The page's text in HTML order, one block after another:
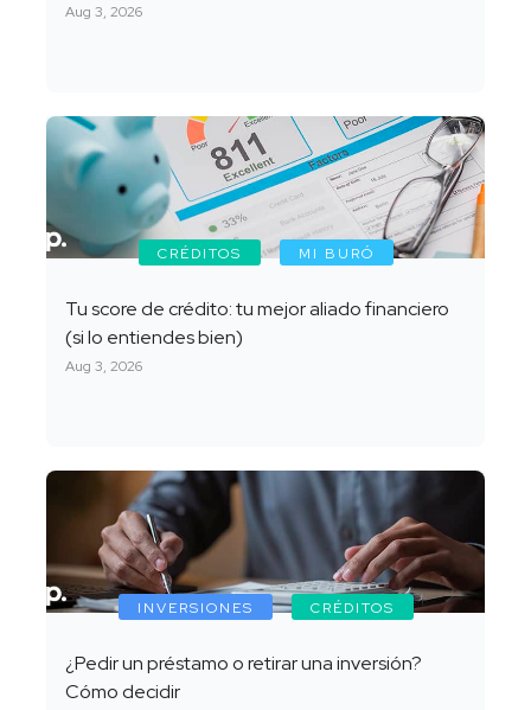
Aug 3, 2026
CRÉDITOS MI BURÓ
Tu score de crédito: tu mejor aliado financiero
(si lo entiendes bien)
Aug 3, 2026
INVERSIONES CRÉDITOS
¿Pedir un préstamo o retirar una inversión?
Cómo decidir